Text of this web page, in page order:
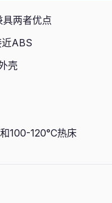
两者优点
ABS
壳
100-120°C热床